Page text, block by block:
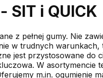
i QUICK
z pełnej gumy. Nie
w trudnych warunkach,
jest przystosowane do
W asortymencie
m.in. ogumienie